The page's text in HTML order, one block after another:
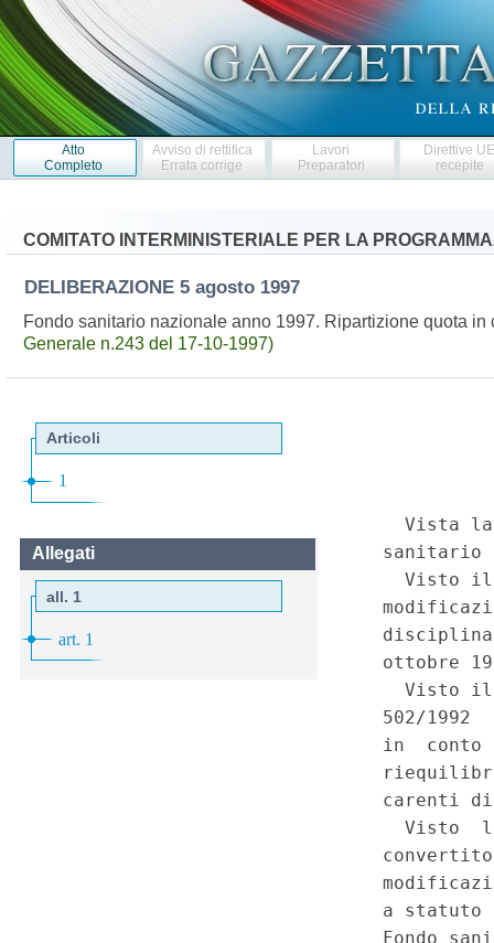
Atto
Completo
Avviso di rettifica
Errata corrige
Lavori
Preparatori
Direttive
recepite
COMITATO INTERMINISTERIALE PER LA
DELIBERAZIONE 5 agosto 1997
Fondo sanitario nazionale anno 1997. Ripartizione quota
Generale n.243 del 17-10-1997)